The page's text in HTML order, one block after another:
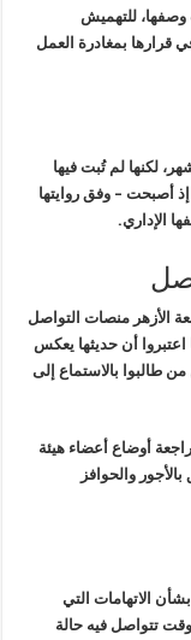
للتهميش
قرارها بمغادرة العمل
لكنها لم تُبت فيها
أصبحت – وفق روايتها
الإداري.
الأزهر منصات التواصل
اعتبروا أن حديثها يعكس
من طالبوا بالاستماع إلى
أوضاع أعضاء هيئة
بالأجور والحوافز
بشأن الاتهامات التي
وقت تتواصل فيه حالة